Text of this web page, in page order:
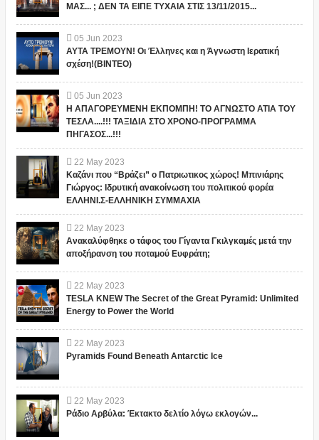
ΜΑΣ... ; ΔΕΝ ΤΑ ΕΙΠΕ ΤΥΧΑΙΑ ΣΤΙΣ 13/11/2015...
05 Jun 2023
ΑΥΤΑ ΤΡΕΜΟΥΝ! Οι Έλληνες και η Άγνωστη Ιερατική
σχέση!(ΒΙΝΤΕΟ)
05 Jun 2023
Η ΑΠΑΓΟΡΕΥΜΕΝΗ ΕΚΠΟΜΠΗ! ΤΟ ΑΓΝΩΣΤΟ ΑΤΙΑ ΤΟΥ
ΤΕΣΛΑ....!!! ΤΑΞΙΔΙΑ ΣΤΟ ΧΡΟΝΟ-ΠΡΟΓΡΑΜΜΑ
ΠΗΓΑΣΟΣ...!!!
22 May 2023
Καζάνι που “Βράζει” ο Πατριωτικος χώρος! Μπινιάρης
Γιώργος: Ιδρυτική ανακοίνωση του πολιτικού φορέα
ΕΛΛΗΝΙ.Σ-ΕΛΛΗΝΙΚΗ ΣΥΜΜΑΧΙΑ
22 May 2023
Ανακαλύφθηκε ο τάφος του Γίγαντα Γκιλγκαμές μετά την
αποξήρανση του ποταμού Ευφράτη;
22 May 2023
TESLA KNEW The Secret of the Great Pyramid: Unlimited
Energy to Power the World
22 May 2023
Pyramids Found Beneath Antarctic Ice
22 May 2023
Ράδιο Αρβύλα: Έκτακτο δελτίο λόγω εκλογών...